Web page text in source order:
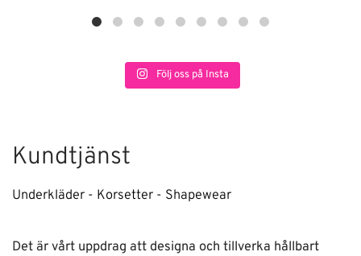
Följ oss på Insta
Kundtjänst
Underkläder - Korsetter - Shapewear
Det är vårt uppdrag att designa och tillverka hållbart